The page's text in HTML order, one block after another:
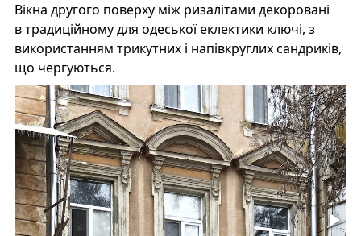
Вікна другого поверху між ризалітами декоровані
в традиційному для одеської еклектики ключі, з
використанням трикутних і напівкруглих сандриків,
що чергуються.